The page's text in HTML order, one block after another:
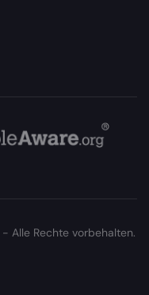
Alle Rechte vorbehalten.